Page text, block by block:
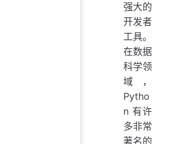
强大的
开发者
工具。
在数据
科学领
域，
Pytho
n 有许
多非常
著名的